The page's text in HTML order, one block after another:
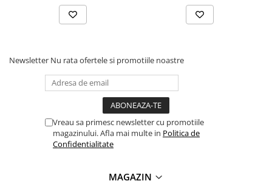
Web-cam-uri si sisteme
videoconferinta
Accesorii PC
Newsletter Nu rata ofertele si promotiile noastre
Vreau sa primesc newsletter cu promotiile
magazinului. Afla mai multe in Politica de
Confidentialitate
MAGAZIN